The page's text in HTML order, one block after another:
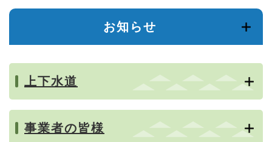
お知らせ
上下水道
事業者の皆様